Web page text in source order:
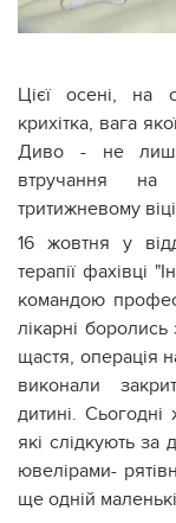
Цієї осені, на
крихітка, вага
Диво - не
втручання
тритижневому
16 жовтня у
терапії фахівці
командою
лікарні
щастя, операція
виконали
дитині.
які слідкують за
ювелірами-
ще одній